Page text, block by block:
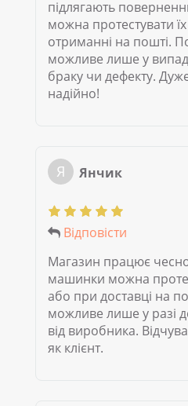
підлягають
можна протестувати
отриманні на пошті.
можливе лише у
браку чи дефекту.
надійно!
Я Янчик
Відповісти
Магазин працює
машинки можна
або при доставці на
можливе лише у разі
від виробника.
як клієнт.